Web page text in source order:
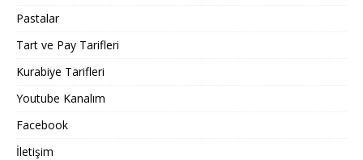
Pastalar
Tart ve Pay Tarifleri
Kurabiye Tarifleri
Youtube Kanalım
Facebook
İletişim